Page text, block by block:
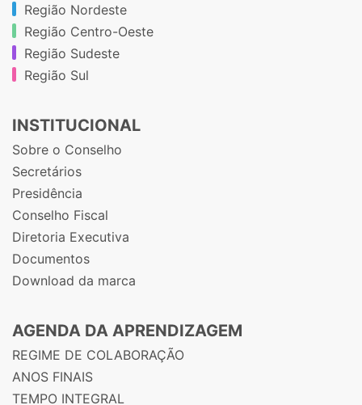
Região Nordeste
Região Centro-Oeste
Região Sudeste
Região Sul
INSTITUCIONAL
Sobre o Conselho
Secretários
Presidência
Conselho Fiscal
Diretoria Executiva
Documentos
Download da marca
AGENDA DA APRENDIZAGEM
REGIME DE COLABORAÇÃO
ANOS FINAIS
TEMPO INTEGRAL